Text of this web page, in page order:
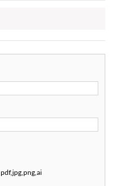
pdf,jpg,png,ai